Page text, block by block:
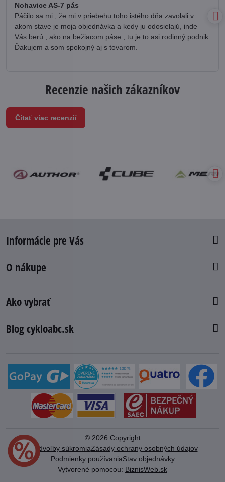
Nohavice AS-7 pás
Páčilo sa mi , že mi v priebehu toho istého dňa zavolali v
akom stave je moja objednávka a kedy ju odosielajú, inde
Vás berú , ako na bežiacom páse , tu je to asi rodinný podnik.
Ďakujem a som spokojný aj s tovarom.
Recenzie našich zákazníkov
Čítať viac recenzií
Informácie pre Vás
O nákupe
Ako vybrať
Blog cykloabc.sk
© 2026 Copyright
Predvoľby súkromiaZásady ochrany osobných údajov
Podmienky používaniaStav objednávky
Vytvorené pomocou: BiznisWeb.sk